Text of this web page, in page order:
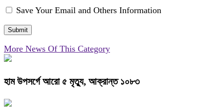
Save Your Email and Others Information
More News Of This Category
হাম উপসর্গে আরো ৫ মৃত্যু, আক্রান্ত ১০৮৩